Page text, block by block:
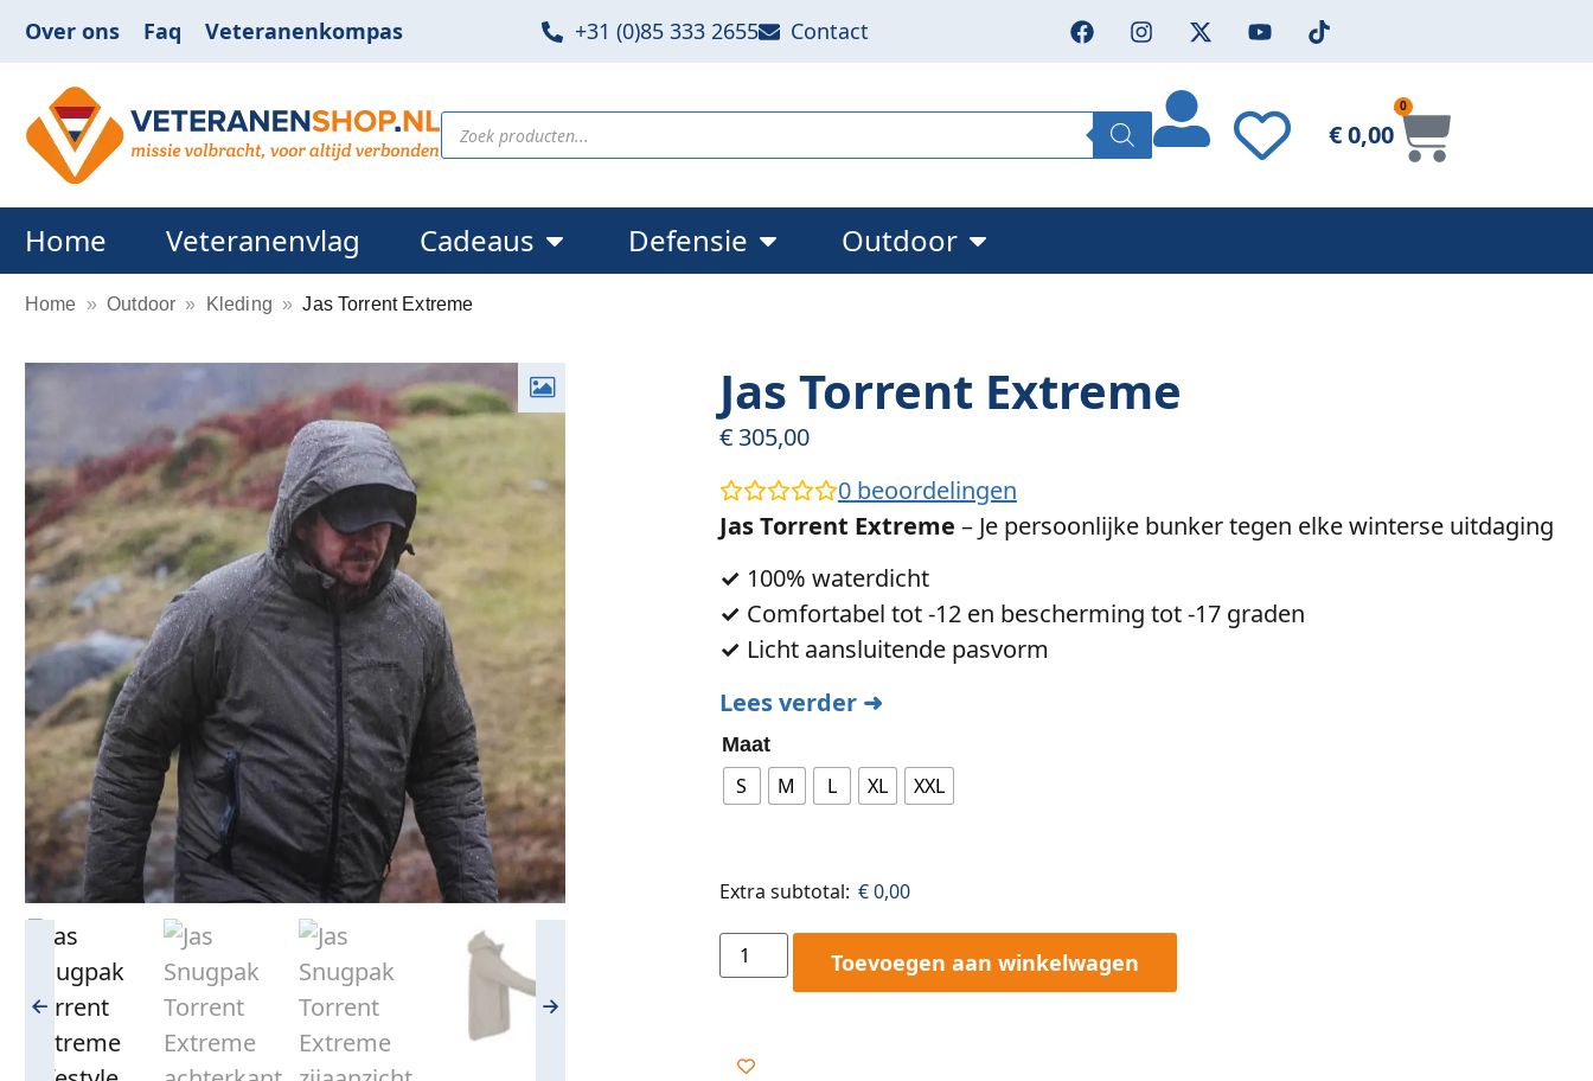
Over ons Faq Veteranenkompas +31 (0)85 333 2655 Contact
€0,00
0
Home Veteranenvlag Cadeaus Defensie Outdoor
Home » Outdoor » Kleding » Jas Torrent Extreme
Jas Torrent Extreme
€305,00
0beoordelingen
Jas Torrent Extreme – Je persoonlijke bunker tegen elke winterse uitdaging
✓ 100% waterdicht
✓ Comfortabel tot -12 en bescherming tot -17 graden
✓ Licht aansluitende pasvorm
Lees verder ➜
Maat
S M L XL XXL
Extra subtotal: €0,00
Toevoegen aan winkelwagen